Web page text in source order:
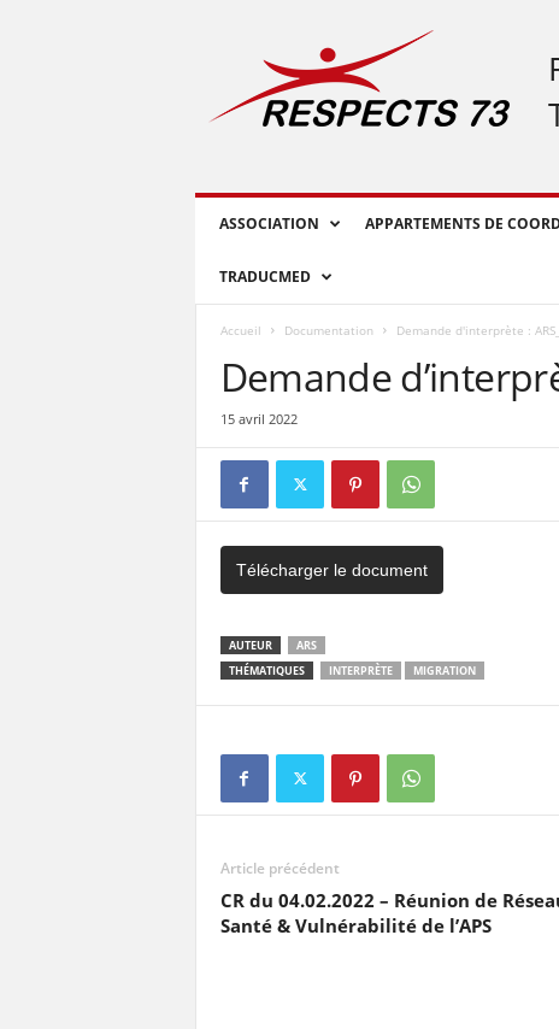
S
ASSOCIATION APPARTEMENTS DE
TRADUCMED
Accueil Documentation Demande d'interprète :
Demande
15 avril 2022
Télécharger le document
AUTEUR
ARS
THÉMATIQUES
INTERPRÈTE MIGRATION
Article précédent
CR du 04.02.2022 – Réunion de
Santé & Vulnérabilité de l’APS